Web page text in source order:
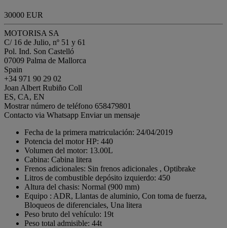
30000 EUR
MOTORISA SA
C/ 16 de Julio, nº 51 y 61
Pol. Ind. Son Castelló
07009 Palma de Mallorca
Spain
+34 971 90 29 02
Joan Albert Rubiño Coll
ES, CA, EN
Mostrar número de teléfono 658479801
Contacto via Whatsapp Enviar un mensaje
Fecha de la primera matriculación: 24/04/2019
Potencia del motor HP: 440
Volumen del motor: 13.00L
Cabina: Cabina litera
Frenos adicionales: Sin frenos adicionales , Optibrake
Litros de combustible depósito izquierdo: 450
Altura del chasis: Normal (900 mm)
Equipo : ADR, Llantas de aluminio, Con toma de fuerza,
Bloqueos de diferenciales, Una litera
Peso bruto del vehículo: 19t
Peso total admisible: 44t